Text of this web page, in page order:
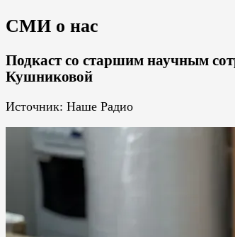
СМИ о нас
Подкаст со старшим научным
Кушниковой
Источник: Наше Радио